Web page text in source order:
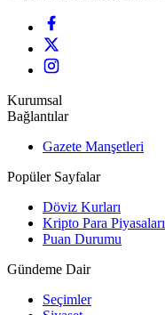
Kurumsal
Bağlantılar
Gazete Manşetleri
Popüler Sayfalar
Döviz Kurları
Kripto Para Piyasaları
Puan Durumu
Gündeme Dair
Seçimler